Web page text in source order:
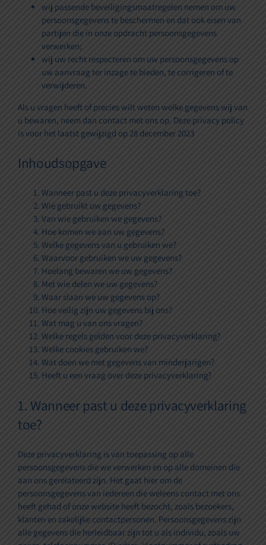
Contact
wij passende beveiligingsmaatregelen nemen om uw
persoonsgegevens te beschermen en dat ook eisen van
partijen die in onze opdracht persoonsgegevens
verwerken;
wij uw recht respecteren om uw persoonsgegevens op
uw aanvraag ter inzage te bieden, te corrigeren of te
verwijderen.
Als u vragen heeft of precies wilt weten welke gegevens wij van
u bewaren, neem dan contact met ons op. Deze privacy policy
is voor het laatst gewijzigd op 28 december 2023
Inhoudsopgave
Wanneer past u deze privacyverklaring toe?
Wie gebruikt uw gegevens?
Van wie gebruiken we gegevens?
Hoe komen we aan uw gegevens?
Welke gegevens van u gebruiken we?
Waarvoor gebruiken we uw gegevens?
Hoelang bewaren we uw gegevens?
Met wie delen we uw gegevens?
Waar slaan we uw gegevens op?
Hoe veilig zijn uw gegevens bij ons?
Wat mag u van ons vragen?
Welke regels gelden voor deze privacyverklaring?
Welke cookies gebruiken we?
Wat doen we met gegevens van minderjarigen?
Heeft u een vraag over deze privacyverklaring?
1. Wanneer past u deze privacyverklaring
toe?
Deze privacyverklaring is van toepassing op alle
persoonsgegevens die we verwerken en op alle domeinen die
aan ons gerelateerd zijn. Het gaat hier om de
persoonsgegevens van iedereen die weleens contact met ons
heeft gehad of onze website heeft bezocht, zoals bezoekers,
klanten en zakelijke contactpersonen. Persoonsgegevens zijn
alle gegevens die herleidbaar zijn tot u als individu, zoals uw